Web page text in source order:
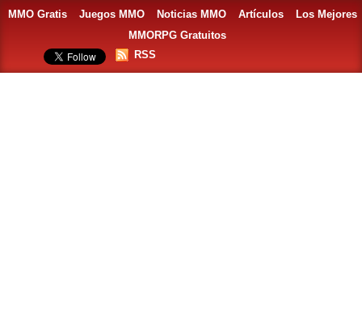
MMO Gratis Juegos MMO Noticias MMO Artículos
Los Mejores
MMORPG Gratuitos
RSS